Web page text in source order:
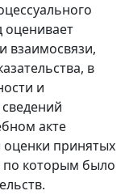
оценивает
взаимосвязи,
в
и
акте
оценки принятых
по которым было